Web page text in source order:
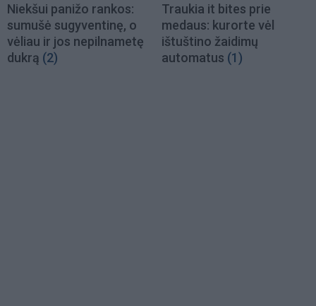
Niekšui panižo rankos:
sumušė sugyventinę, o
vėliau ir jos nepilnametę
dukrą (2)
Traukia it bites prie
medaus: kurorte vėl
ištuštino žaidimų
automatus (1)